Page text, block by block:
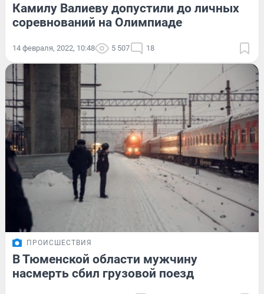
Камилу Валиеву допустили до личных
соревнований на Олимпиаде
14 февраля, 2022, 10:48 5 507 18
ПРОИСШЕСТВИЯ
В Тюменской области мужчину
насмерть сбил грузовой поезд